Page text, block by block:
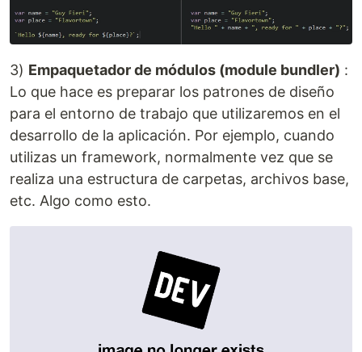
3) Empaquetador de módulos (module bundler) :
Lo que hace es preparar los patrones de diseño
para el entorno de trabajo que utilizaremos en el
desarrollo de la aplicación. Por ejemplo, cuando
utilizas un framework, normalmente vez que se
realiza una estructura de carpetas, archivos base,
etc. Algo como esto.